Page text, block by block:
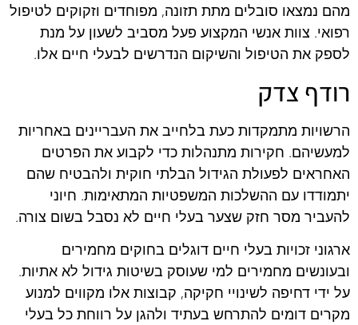
מהם נמצאו סובלים מתת תזונה, מפוחדים וזקוקים לטיפול
רפואי. צוות אנשי המקצוע פעל מסביב לשעון על מנת
לספק את הטיפול והשיקום הנדרשים לבעלי חיים אלו.
רודף צדק
הרשויות מתמקדות כעת בלחייב את העבריינים באחריות
למעשיהם. חקירות מתנהלות כדי לקבוע את הפרטים
האחראים לפעולת הגידול הבלתי חוקית ולהבטיח שהם
יתמודדו עם ההשלכות המשפטיות המתאימות. חיוני
להעביר מסר חזק שצער בעלי חיים לא נסבל בשום צורה.
ארגוני זכויות בעלי חיים דוגלים בחוקים מחמירים
ובעונשים מחמירים למי שעוסק בשיטות גידול לא אתיות.
על ידי דחיפה לשינויי חקיקה, קבוצות אלו מקווים למנוע
מקרים דומים להתרחש בעתיד ולהגן על רווחת כל בעלי